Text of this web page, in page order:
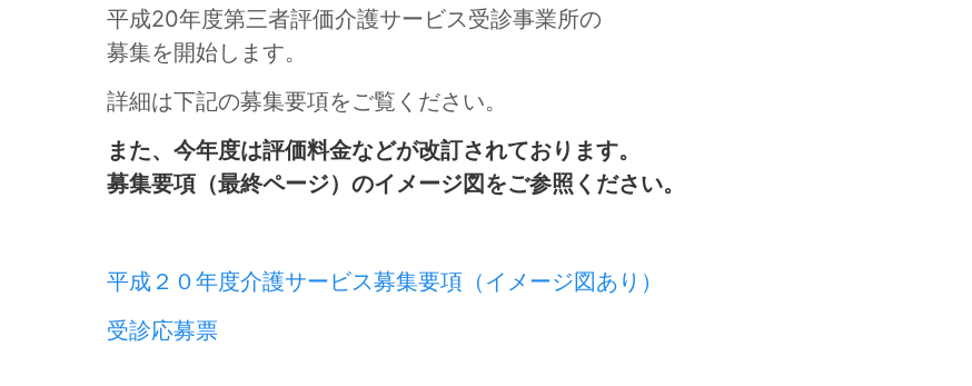
平成20年度第三者評価介護サービス受診事業所の
募集を開始します。
詳細は下記の募集要項をご覧ください。
また、今年度は評価料金などが改訂されております。
募集要項（最終ページ）のイメージ図をご参照ください。
平成２０年度介護サービス募集要項（イメージ図あり）
受診応募票